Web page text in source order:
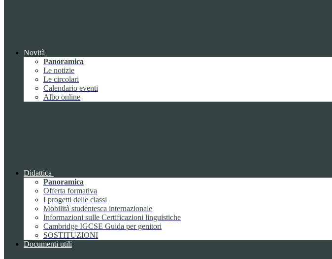
Novità
Panoramica
Le notizie
Le circolari
Calendario eventi
Albo online
Didattica
Panoramica
Offerta formativa
I progetti delle classi
Mobilità studentesca internazionale
Informazioni sulle Certificazioni linguistiche
Cambridge IGCSE Guida per genitori
SOSTITUZIONI
Documenti utili